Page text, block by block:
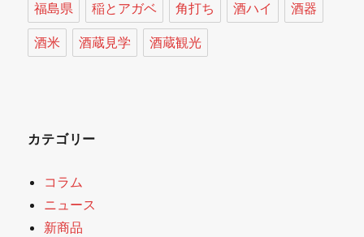
福島県 稲とアガベ 角打ち 酒ハイ 酒器
酒米 酒蔵見学 酒蔵観光
カテゴリー
コラム
ニュース
新商品